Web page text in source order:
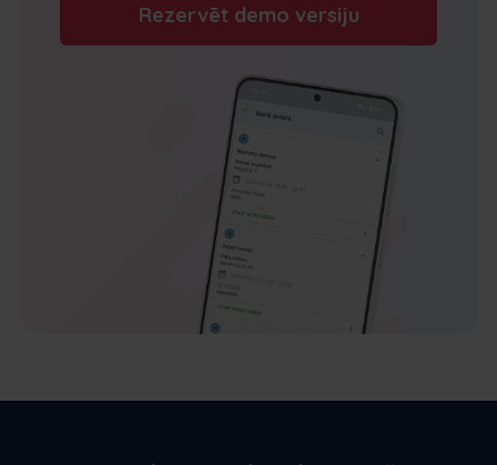
Rezervēt demo versiju